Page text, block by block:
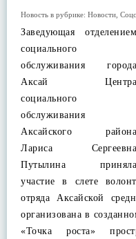
Новость в рубрике: Новости
Заведующая отделением
социального
обслуживания города
Аксай Центра
социального
обслуживания
Аксайского района
Лариса Сергеевна
Путылина приняла
участие в слете
отряда Аксайской
организована в
«Точка роста»